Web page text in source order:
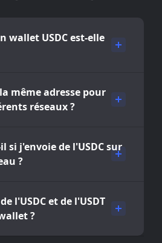
wallet USDC est-elle
même adresse pour
réseaux ?
si j'envoie de l'USDC sur
?
l'USDC et de l'USDT
?